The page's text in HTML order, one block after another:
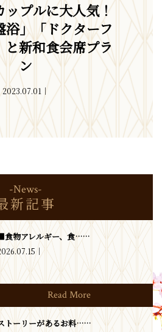
ップルに大人気！
浴」「ドクターフ
と新和食会席プラ
ン
2023.07.01
-News-
新記事
食物アレルギー、食……
Read More
トーリーがあるお料……